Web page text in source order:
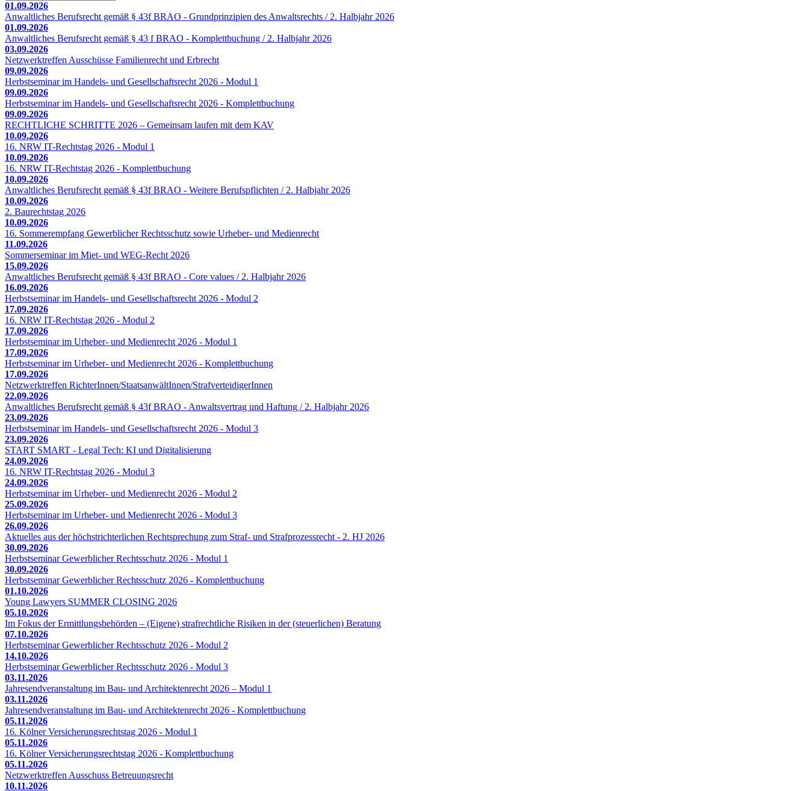
01.09.2026
Anwaltliches Berufsrecht gemäß § 43f BRAO - Grundprinzipien des Anwaltsrechts / 2. Halbjahr 2026
01.09.2026
Anwaltliches Berufsrecht gemäß § 43 f BRAO - Komplettbuchung / 2. Halbjahr 2026
03.09.2026
Netzwerktreffen Ausschüsse Familienrecht und Erbrecht
09.09.2026
Herbstseminar im Handels- und Gesellschaftsrecht 2026 - Modul 1
09.09.2026
Herbstseminar im Handels- und Gesellschaftsrecht 2026 - Komplettbuchung
09.09.2026
RECHTLICHE SCHRITTE 2026 – Gemeinsam laufen mit dem KAV
10.09.2026
16. NRW IT-Rechtstag 2026 - Modul 1
10.09.2026
16. NRW IT-Rechtstag 2026 - Komplettbuchung
10.09.2026
Anwaltliches Berufsrecht gemäß § 43f BRAO - Weitere Berufspflichten / 2. Halbjahr 2026
10.09.2026
2. Baurechtstag 2026
10.09.2026
16. Sommerempfang Gewerblicher Rechtsschutz sowie Urheber- und Medienrecht
11.09.2026
Sommerseminar im Miet- und WEG-Recht 2026
15.09.2026
Anwaltliches Berufsrecht gemäß § 43f BRAO - Core values / 2. Halbjahr 2026
16.09.2026
Herbstseminar im Handels- und Gesellschaftsrecht 2026 - Modul 2
17.09.2026
16. NRW IT-Rechtstag 2026 - Modul 2
17.09.2026
Herbstseminar im Urheber- und Medienrecht 2026 - Modul 1
17.09.2026
Herbstseminar im Urheber- und Medienrecht 2026 - Komplettbuchung
17.09.2026
Netzwerktreffen RichterInnen/StaatsanwältInnen/StrafverteidigerInnen
22.09.2026
Anwaltliches Berufsrecht gemäß § 43f BRAO - Anwaltsvertrag und Haftung / 2. Halbjahr 2026
23.09.2026
Herbstseminar im Handels- und Gesellschaftsrecht 2026 - Modul 3
23.09.2026
START SMART - Legal Tech: KI und Digitalisierung
24.09.2026
16. NRW IT-Rechtstag 2026 - Modul 3
24.09.2026
Herbstseminar im Urheber- und Medienrecht 2026 - Modul 2
25.09.2026
Herbstseminar im Urheber- und Medienrecht 2026 - Modul 3
26.09.2026
Aktuelles aus der höchstrichterlichen Rechtsprechung zum Straf- und Strafprozessrecht - 2. HJ 2026
30.09.2026
Herbstseminar Gewerblicher Rechtsschutz 2026 - Modul 1
30.09.2026
Herbstseminar Gewerblicher Rechtsschutz 2026 - Komplettbuchung
01.10.2026
Young Lawyers SUMMER CLOSING 2026
05.10.2026
Im Fokus der Ermittlungsbehörden – (Eigene) strafrechtliche Risiken in der (steuerlichen) Beratung
07.10.2026
Herbstseminar Gewerblicher Rechtsschutz 2026 - Modul 2
14.10.2026
Herbstseminar Gewerblicher Rechtsschutz 2026 - Modul 3
03.11.2026
Jahresendveranstaltung im Bau- und Architektenrecht 2026 – Modul 1
03.11.2026
Jahresendveranstaltung im Bau- und Architektenrecht 2026 - Komplettbuchung
05.11.2026
16. Kölner Versicherungsrechtstag 2026 - Modul 1
05.11.2026
16. Kölner Versicherungsrechtstag 2026 - Komplettbuchung
05.11.2026
Netzwerktreffen Ausschuss Betreuungsrecht
10.11.2026